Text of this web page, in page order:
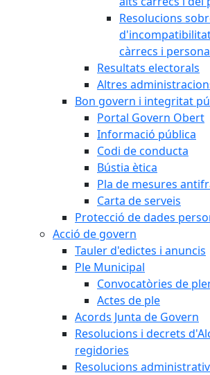
Resolucions
càrrecs i
Resultats electorals
Altres
Bon govern i integritat
Portal Govern Obert
Informació pública
Codi de conducta
Bústia ètica
Pla de mesures
Carta de serveis
Protecció de dades
Acció de govern
Tauler d'edictes i anuncis
Ple Municipal
Convocatòries de
Actes de ple
Acords Junta de Govern
Resolucions i decrets
regidories
Resolucions